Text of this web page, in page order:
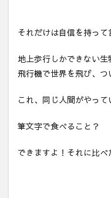
それだけは自信を持って
地上歩行しかできない生
飛行機で世界を飛び、つ
これ、同じ人間がやって
筆文字で食べること？
できますよ！それに比べ